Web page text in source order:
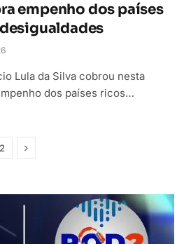
empenho dos países
Lula da Silva cobrou nesta
dos países ricos…
Próximo